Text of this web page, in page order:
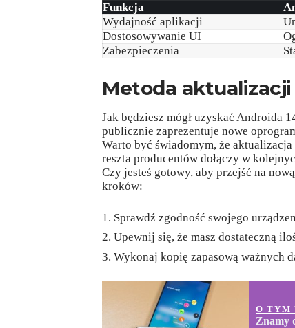
Funkcja
Wydajność aplikacji
Dostosowywanie UI
Zabezpieczenia
Metoda aktualizacji
Jak będziesz mógł uzyskać Androida
publicznie zaprezentuje nowe
Warto być świadomym, że
reszta producentów dołączy w
Czy jesteś gotowy, aby przejść na
kroków:
Sprawdź zgodność swojego
Upewnij się, że masz dostateczną
Wykonaj kopię zapasową ważnych
O TYM
Znamy